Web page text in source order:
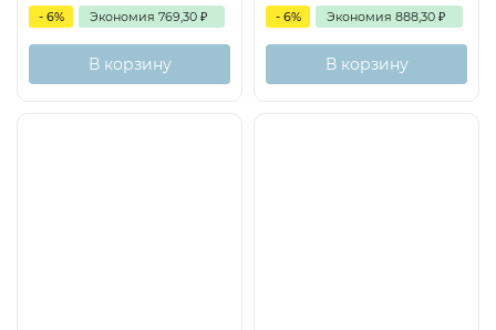
- 6% Экономия 769,30 ₽
В корзину
- 6% Экономия 888,30 ₽
В корзину